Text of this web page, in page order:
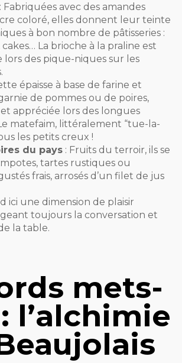
: Fabriquées avec des amandes
coloré, elles donnent leur teinte
à bon nombre de pâtisseries :
cakes… La brioche à la praline est
des pique-niques sur les
épaisse à base de farine et
de pommes ou de poires,
appréciée lors des longues
matefaim, littéralement “tue-la-
les petits creux !
du pays : Fruits du terroir, ils se
tartes rustiques ou
frais, arrosés d’un filet de jus
ici une dimension de plaisir
toujours la conversation et
la table.
mets-
l’alchimie